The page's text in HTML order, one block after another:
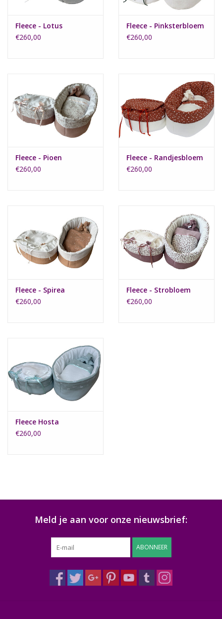
Fleece - Lotus
€260,00
Fleece - Pinksterbloem
€260,00
Fleece - Pioen
€260,00
Fleece - Randjesbloem
€260,00
Fleece - Spirea
€260,00
Fleece - Strobloem
€260,00
Fleece Hosta
€260,00
Meld je aan voor onze nieuwsbrief:
ABONNEER